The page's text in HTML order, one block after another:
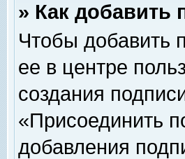
» Как
Чтобы добавить
ее в центре
создания
«Присоединить
добавления